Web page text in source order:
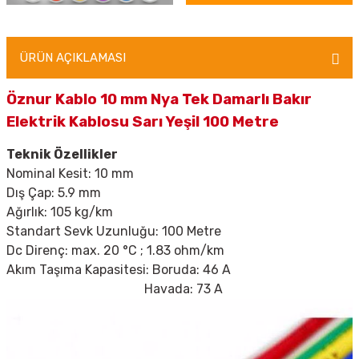
ÜRÜN AÇIKLAMASI
Öznur Kablo 10 mm Nya Tek Damarlı Bakır
Elektrik Kablosu Sarı Yeşil 100 Metre
Teknik Özellikler
Nominal Kesit: 10 mm
Dış Çap: 5.9 mm
Ağırlık: 105 kg/km
Standart Sevk Uzunluğu: 100 Metre
Dc Direnç: max. 20 °C ; 1.83 ohm/km
Akım Taşıma Kapasitesi: Boruda: 46 A
Havada: 73 A